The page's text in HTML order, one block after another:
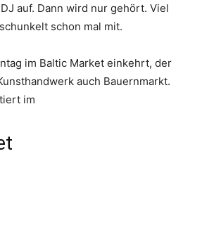
auf. Dann wird nur gehört. Viel
schon mal mit.
im Baltic Market einkehrt, der
auch Bauernmarkt.
im